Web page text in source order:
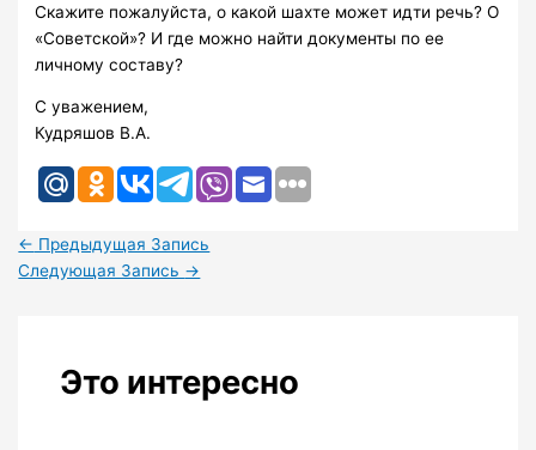
Скажите пожалуйста, о какой шахте может идти речь? О
«Советской»? И где можно найти документы по ее
личному составу?
С уважением,
Кудряшов В.А.
← Предыдущая Запись
Следующая Запись →
Это интересно